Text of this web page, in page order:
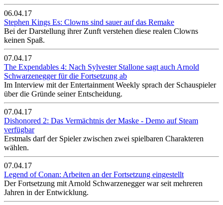
06.04.17
Stephen Kings Es: Clowns sind sauer auf das Remake
Bei der Darstellung ihrer Zunft verstehen diese realen Clowns
keinen Spaß.
07.04.17
The Expendables 4: Nach Sylvester Stallone sagt auch Arnold
Schwarzenegger für die Fortsetzung ab
Im Interview mit der Entertainment Weekly sprach der Schauspieler
über die Gründe seiner Entscheidung.
07.04.17
Dishonored 2: Das Vermächtnis der Maske - Demo auf Steam
verfügbar
Erstmals darf der Spieler zwischen zwei spielbaren Charakteren
wählen.
07.04.17
Legend of Conan: Arbeiten an der Fortsetzung eingestellt
Der Fortsetzung mit Arnold Schwarzenegger war seit mehreren
Jahren in der Entwicklung.